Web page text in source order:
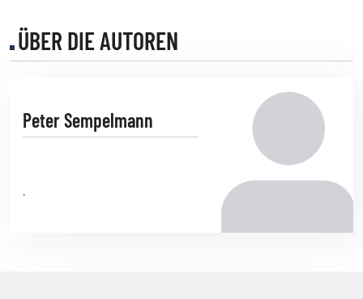
ÜBER DIE AUTOREN
Peter Sempelmann
.